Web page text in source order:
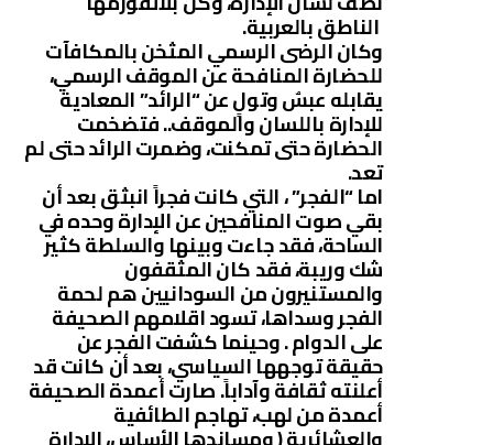
الناطق بالعربية.
وكان الرضى الرسمي المثخن بالمكافآت
للحضارة المنافحة عن الموقف الرسمي،
يقابله عبسٌ وتولٍ عن “الرائد” المعادية
للإدارة باللسان والموقف.. فتضخمت
الحضارة حتى تمكنت، وضمرت الرائد حتى لم
تعد.
اما “الفجر” ، التي كانت فجراً انبثق بعد أن
بقي صوت المنافحين عن الإدارة وحده في
الساحة، فقد جاءت وبينها والسلطة كثير
شك وريبة، فقد كان المثقفون
والمستنيرون من السودانيين هم لحمة
الفجر وسداها، تسود اقلامهم الصحيفة
على الدوام . وحينما كشفت الفجر عن
حقيقة توجهها السياسي، بعد أن كانت قد
أعلنته ثقافة وآداباً. صارت أعمدة الصحيفة
أعمدة من لهب، تهاجم الطائفية